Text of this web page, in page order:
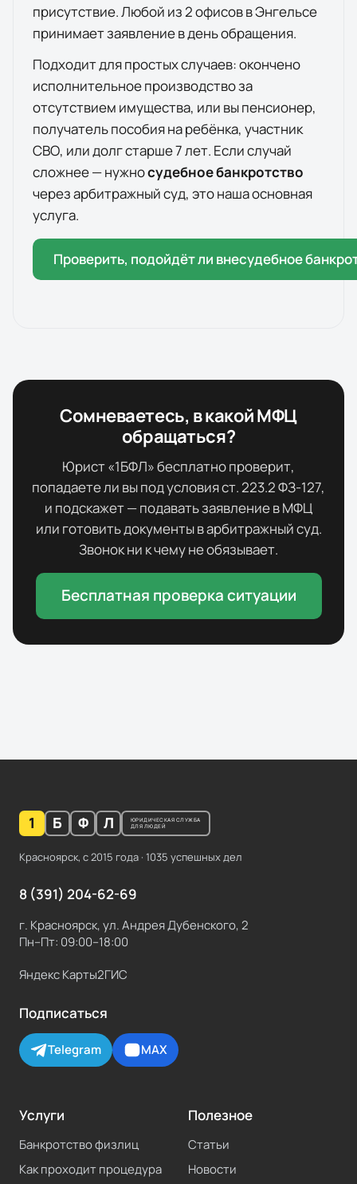
присутствие. Любой из 2офисоввЭнгельсе
принимает заявление в день обращения.
Подходит для простых случаев: окончено
исполнительное производство за
отсутствием имущества, или вы пенсионер,
получатель пособия на ребёнка, участник
СВО, или долг старше 7 лет. Если случай
сложнее — нужносудебное банкротство
через арбитражный суд, это наша основная
услуга.
Проверить, подойдёт ли внесудебное
Сомневаетесь, в какой МФЦ
обращаться?
Юрист «1БФЛ» бесплатно проверит,
попадаете ли вы под условия ст. 223.2 ФЗ-127,
и подскажет — подавать заявление в МФЦ
или готовить документы в арбитражный суд.
Звонок ни к чему не обязывает.
Бесплатная проверка ситуации
1 Б Ф Л
ЮРИДИЧЕСКАЯ СЛУЖБА
ДЛЯ ЛЮДЕЙ
Красноярск, с 2015 года · 1035 успешных дел
8 (391) 204-62-69
г. Красноярск, ул. Андрея Дубенского, 2
Пн–Пт: 09:00–18:00
Яндекс Карты2ГИС
Подписаться
Telegram MAX
Услуги
Банкротство физлиц
Как проходит процедура
Полезное
Статьи
Новости